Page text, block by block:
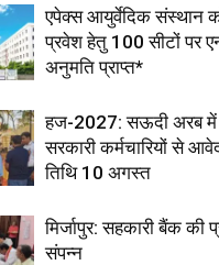
एपेक्स आयुर्वेदिक संस्थान
प्रवेश हेतु 100 सीटों पर
अनुमति प्राप्त*
हज-2027: सऊदी अरब में
सरकारी कर्मचारियों से
तिथि 10 अगस्त
मिर्जापुर: सहकारी बैंक की
संपन्न